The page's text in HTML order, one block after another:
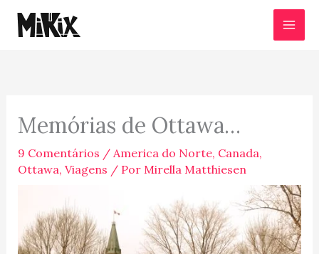
para
Memórias de Ottawa…
9 Comentários / America do Norte, Canada,
Ottawa, Viagens / Por Mirella Matthiesen